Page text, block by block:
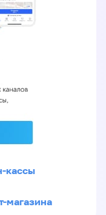
кассы
магазина